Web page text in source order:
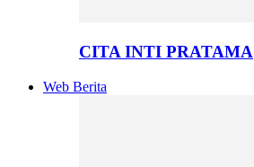
CITA INTI PRATAMA
Web Berita